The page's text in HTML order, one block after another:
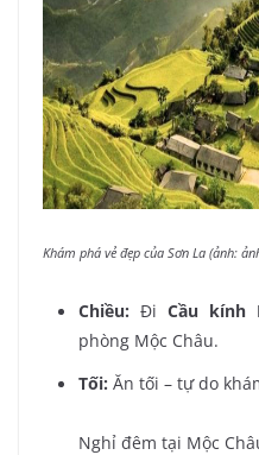
Khám phá vẻ đẹp của Sơn La (ảnh:
Chiều: Đi Cầu kính
phòng Mộc Châu.
Tối: Ăn tối – tự do
Nghỉ đêm tại Mộc